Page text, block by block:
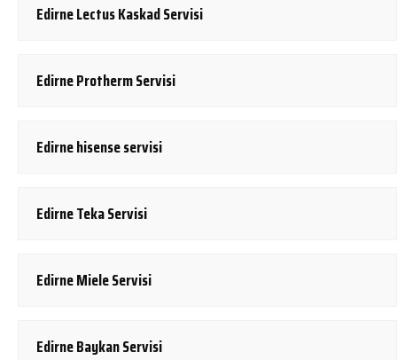
Edirne Lectus Kaskad Servisi
Edirne Protherm Servisi
Edirne hisense servisi
Edirne Teka Servisi
Edirne Miele Servisi
Edirne Baykan Servisi